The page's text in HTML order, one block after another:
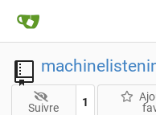
Suivre 1